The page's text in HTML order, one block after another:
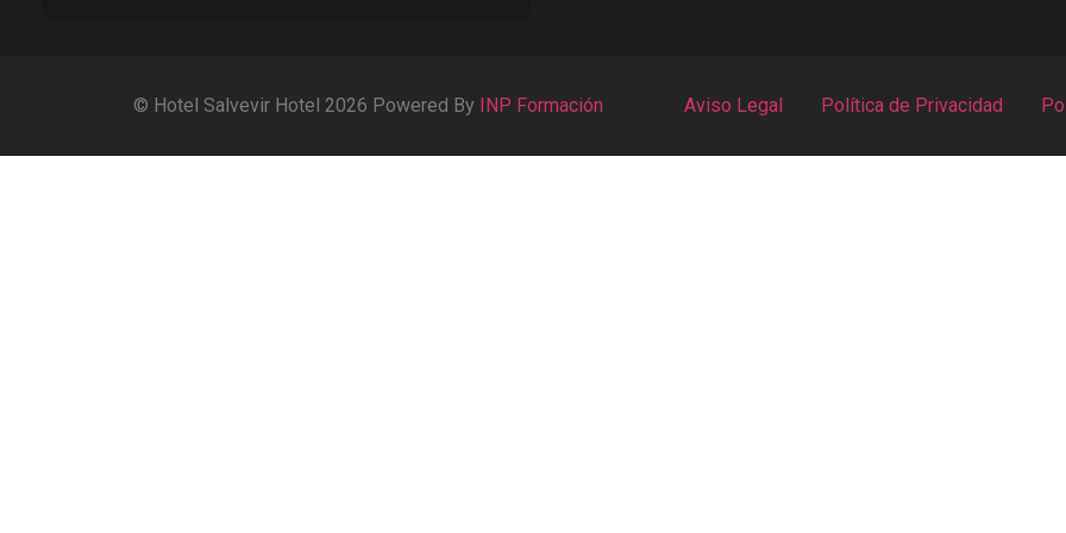
© Hotel Salvevir Hotel 2026 Powered By INP Formación Aviso Legal Política de Privacidad